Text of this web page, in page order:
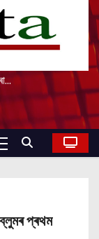
ব্লুমৰ প্ৰথম